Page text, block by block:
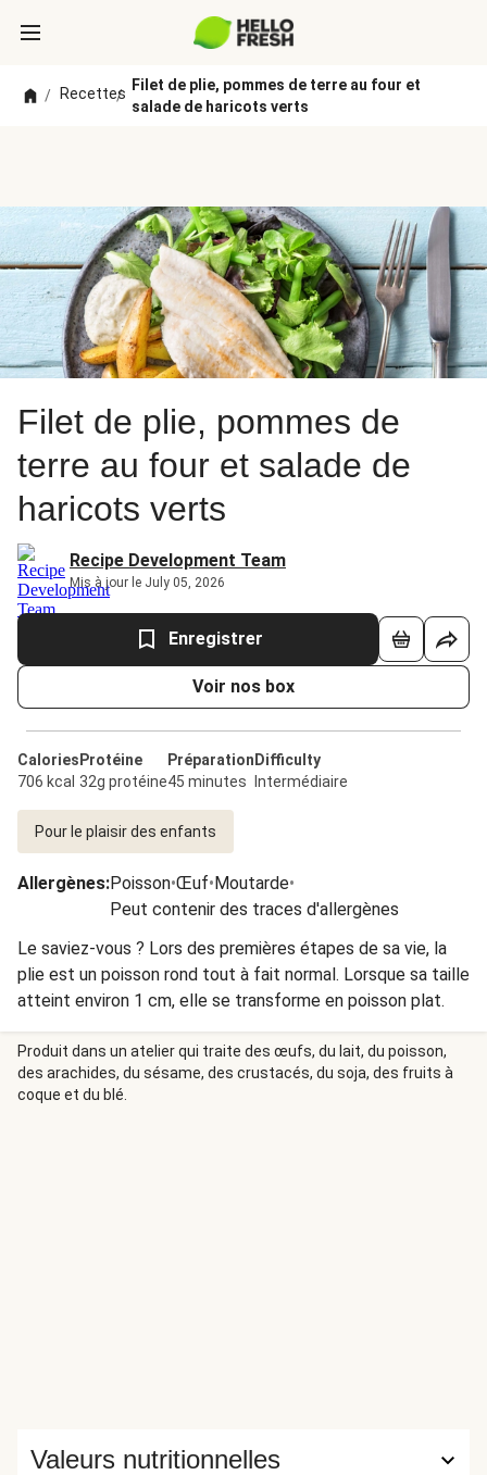
/ Recettes
/
Filet de plie, pommes de terre au four et
salade de haricots verts
Filet de plie, pommes de
terre au four et salade de
haricots verts
Recipe Development Team
Mis à jour le July 05, 2026
Enregistrer
Voir nos box
Calories
706 kcal
Protéine
32g protéine
Préparation
45 minutes
Difficulty
Intermédiaire
Pour le plaisir des enfants
Allergènes:Poisson•Œuf•Moutarde•
Peut contenir des traces d'allergènes
Le saviez-vous ? Lors des premières étapes de sa vie, la
plie est un poisson rond tout à fait normal. Lorsque sa taille
atteint environ 1 cm, elle se transforme en poisson plat.
Produit dans un atelier qui traite des œufs, du lait, du poisson,
des arachides, du sésame, des crustacés, du soja, des fruits à
coque et du blé.
Valeurs nutritionnelles